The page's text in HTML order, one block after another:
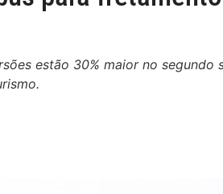
estão 30% maior no segundo